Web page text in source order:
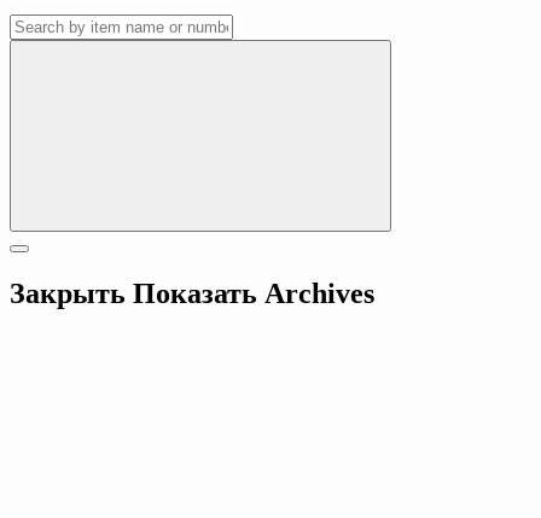
Закрыть Показать Archives